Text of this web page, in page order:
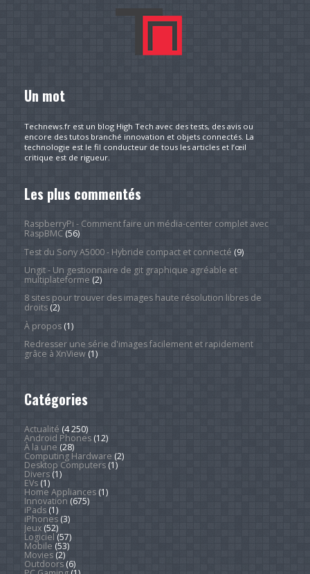
Un mot
Technews.fr est un blog High Tech avec des tests, des avis ou
encore des tutos branché innovation et objets connectés. La
technologie est le fil conducteur de tous les articles et l’œil
critique est de rigueur.
Les plus commentés
RaspberryPi - Comment faire un média-center complet avec
RaspBMC(56)
Test du Sony A5000 - Hybride compact et connecté (9)
Ungit - Un gestionnaire de git graphique agréable et
multiplateforme (2)
8 sites pour trouver des images haute résolution libres de
droits(2)
À propos(1)
Redresser une série d'images facilement et rapidement
grâce à XnView(1)
Catégories
Actualité (4 250)
Android Phones(12)
À la une (28)
Computing Hardware (2)
Desktop Computers(1)
Divers(1)
EVs(1)
Home Appliances(1)
Innovation (675)
iPads(1)
iPhones(3)
Jeux(52)
Logiciel (57)
Mobile (53)
Movies(2)
Outdoors(6)